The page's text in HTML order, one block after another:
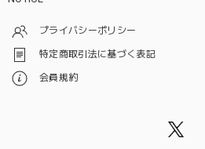
プライバシーポリシー
特定商取引法に基づく表記
会員規約